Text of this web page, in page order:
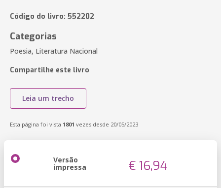
Código do livro: 552202
Categorias
Poesia, Literatura Nacional
Compartilhe este livro
Leia um trecho
Esta página foi vista 1801 vezes desde 20/05/2023
Versão
impressa € 16,94